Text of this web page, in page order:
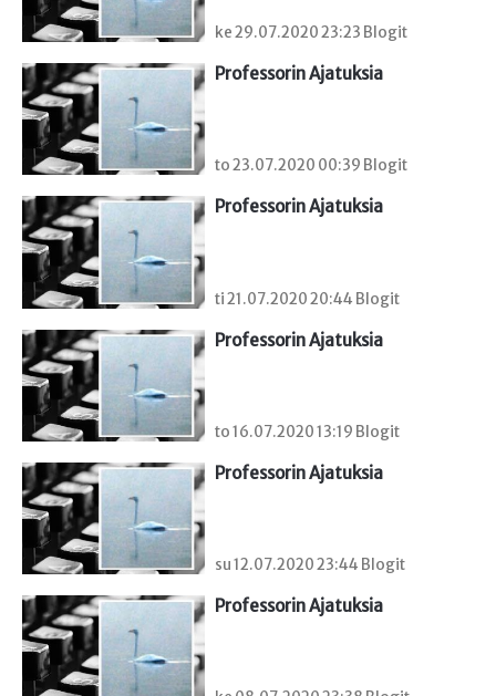
ke 29.07.2020 23:23 Blogit
Professorin Ajatuksia
to 23.07.2020 00:39 Blogit
Professorin Ajatuksia
ti 21.07.2020 20:44 Blogit
Professorin Ajatuksia
to 16.07.2020 13:19 Blogit
Professorin Ajatuksia
su 12.07.2020 23:44 Blogit
Professorin Ajatuksia